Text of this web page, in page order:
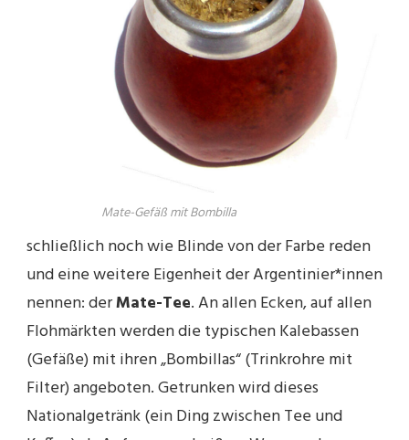
Mate-Gefäß mit Bombilla
schließlich noch wie Blinde von der Farbe reden
und eine weitere Eigenheit der Argentinier*innen
nennen: derMate-Tee. An allen Ecken, auf allen
Flohmärkten werden die typischen Kalebassen
(Gefäße) mit ihren „Bombillas“ (Trinkrohre mit
Filter) angeboten. Getrunken wird dieses
Nationalgetränk (ein Ding zwischen Tee und